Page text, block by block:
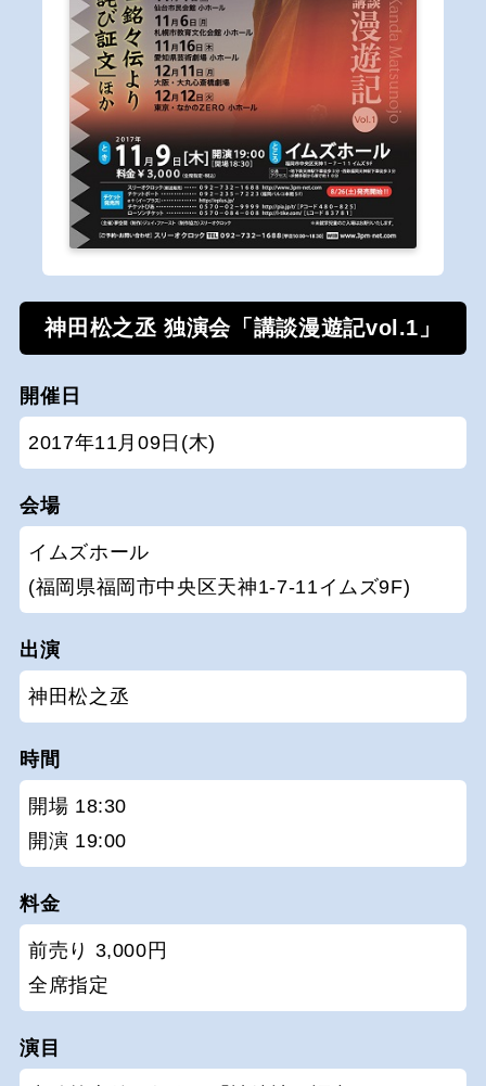
神田松之丞 独演会「講談漫遊記vol.1」
開催日
2017年11月09日(木)
会場
イムズホール
(福岡県福岡市中央区天神1-7-11イムズ9F)
出演
神田松之丞
時間
開場 18:30
開演 19:00
料金
前売り 3,000円
全席指定
演目